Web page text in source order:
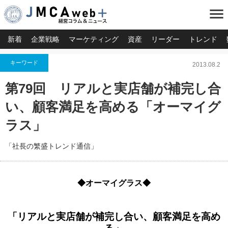
menu
新着 企業戦略 マーケティング 資産 リーダー トレンド
キーワード 2013.08.2
第79回 リアルと実店舗が補完し合
い、顧客満足を高める「オーマイグ
ラス」
「社長の繁盛トレンド通信」
◆オーマイグラス◆
「リアルと実店舗が補完し合い、顧客満足を高め